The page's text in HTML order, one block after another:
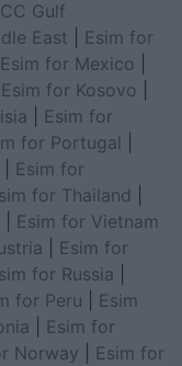
Gulf
East
Esim for
Esim for Mexico
Esim for Kosovo
Esim for
for Portugal
Esim for
for Thailand
Esim for Vietnam
Esim for
for Russia
for Peru
Esim
Esim for
Norway
Esim for